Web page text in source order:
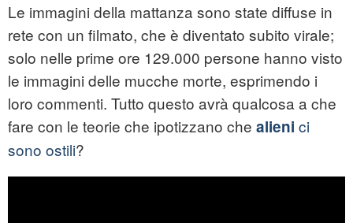
Le immagini della mattanza sono state diffuse in
rete con un filmato, che è diventato subito virale;
solo nelle prime ore 129.000 persone hanno visto
le immagini delle mucche morte, esprimendo i
loro commenti. Tutto questo avrà qualcosa a che
fare con le teorie che ipotizzano che alieni ci
sono ostili?